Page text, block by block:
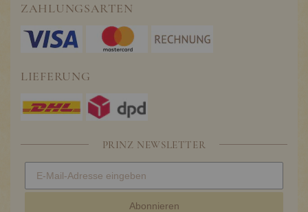
ZAHLUNGSARTEN
LIEFERUNG
PRINZ NEWSLETTER
Abonnieren